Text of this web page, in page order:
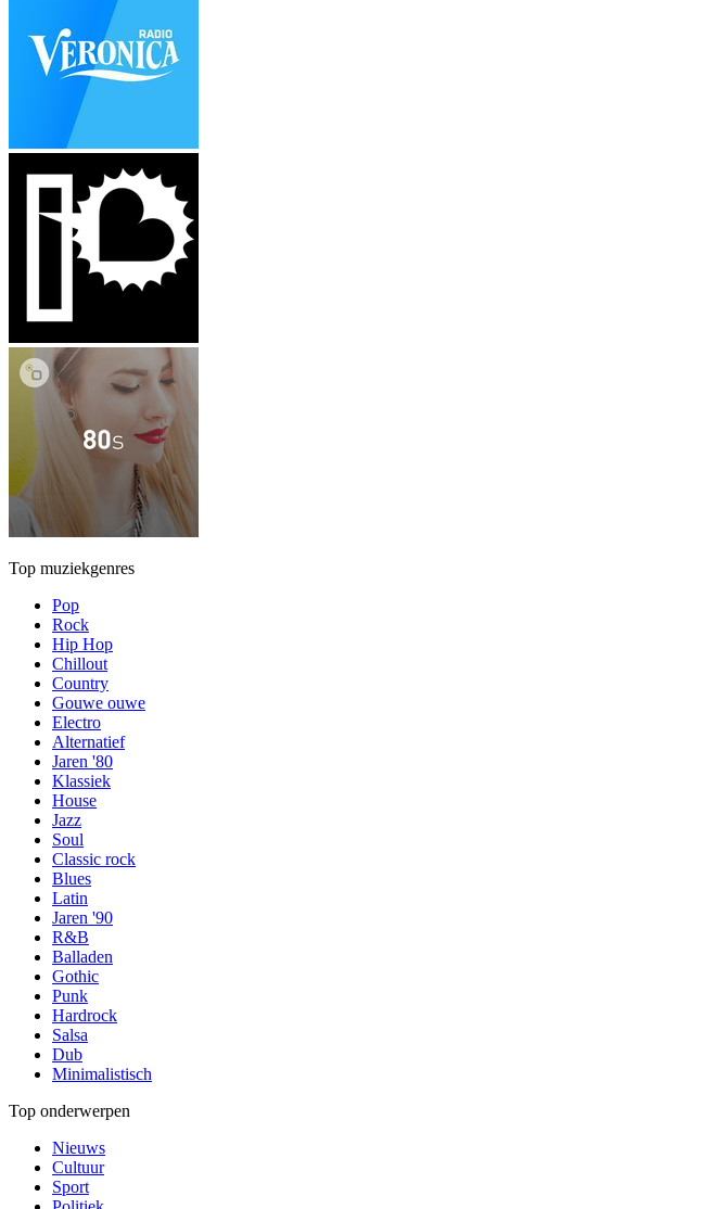
Top muziekgenres
Pop
Rock
Hip Hop
Chillout
Country
Gouwe ouwe
Electro
Alternatief
Jaren '80
Klassiek
House
Jazz
Soul
Classic rock
Blues
Latin
Jaren '90
R&B
Balladen
Gothic
Punk
Hardrock
Salsa
Dub
Minimalistisch
Top onderwerpen
Nieuws
Cultuur
Sport